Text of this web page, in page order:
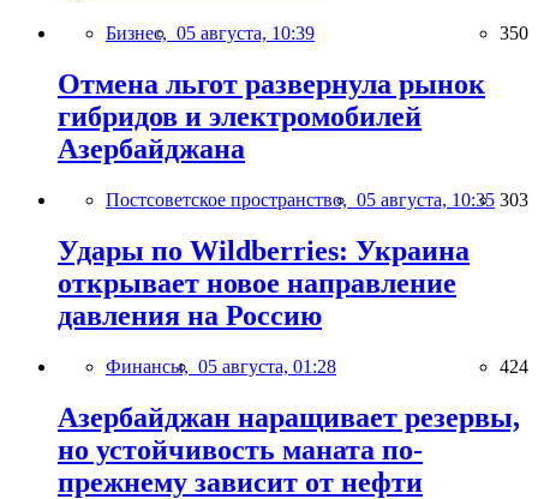
Бизнес, 05 августа, 10:39 350
Отмена льгот развернула рынок
гибридов и электромобилей
Азербайджана
Постсоветское пространство, 05 августа, 10:35 303
Удары по Wildberries: Украина
открывает новое направление
давления на Россию
Финансы, 05 августа, 01:28 424
Азербайджан наращивает резервы,
но устойчивость маната по-
прежнему зависит от нефти